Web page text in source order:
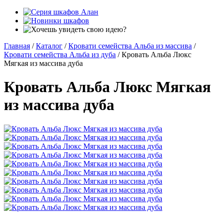
Главная / Каталог / Кровати семейства Альба из массива /
Кровати семейства Альба из дуба / Кровать Альба Люкс
Мягкая из массива дуба
Кровать Альба Люкс Мягкая
из массива дуба